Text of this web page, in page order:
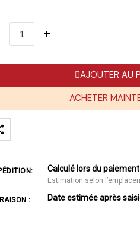
AJOUTER AU
ACHETER
Calculé lors du paiement
Estimation selon
: Date estimée après